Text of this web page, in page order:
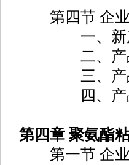
第四节 企业
一、新产
二、产品
三、产品
四、产品
第四章 聚氨酯
第一节 企业